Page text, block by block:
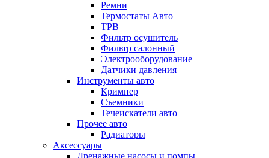
Ремни
Термостаты Авто
ТРВ
Фильтр осушитель
Фильтр салонный
Электрооборудование
Датчики давления
Инструменты авто
Кримпер
Съемники
Течеискатели авто
Прочее авто
Радиаторы
Аксессуары
Дренажные насосы и помпы